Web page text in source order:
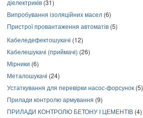
діелектриків (31)
Випробування ізоляційних масел (6)
Пристрої провантаження автоматів (5)
Кабеледефектошукачі (12)
Кабелешукачі (приймачі) (26)
Мірники (6)
Металошукачі (24)
Устаткування для перевірки насос-форсунок (5)
Прилади контролю армування (9)
ПРИЛАДИ КОНТРОЛЮ БЕТОНУ І ЦЕМЕНТІВ (4)